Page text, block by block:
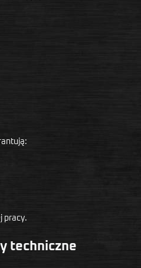
pracy.
techniczne